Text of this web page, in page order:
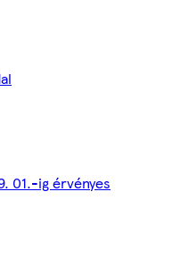
01.-ig érvényes